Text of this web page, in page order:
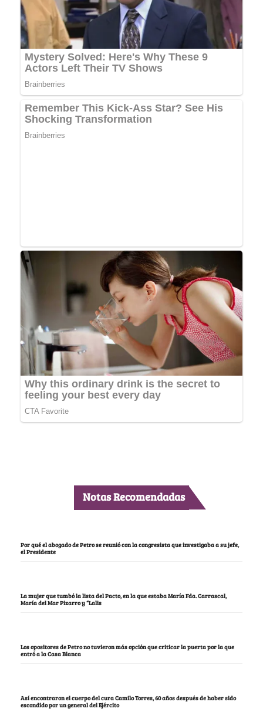
Notas Recomendadas
Por qué el abogado de Petro se reunió con la congresista que investigaba a su jefe,
el Presidente
La mujer que tumbó la lista del Pacto, en la que estaba María Fda. Carrascal,
María del Mar Pizarro y “Lalis
Los opositores de Petro no tuvieron más opción que criticar la puerta por la que
entró a la Casa Blanca
Así encontraron el cuerpo del cura Camilo Torres, 60 años después de haber sido
escondido por un general del Ejército